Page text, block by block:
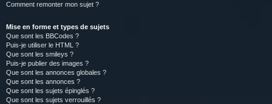
Comment remonter mon sujet ?
Mise en forme et types de sujets
Que sont les BBCodes ?
Puis-je utiliser le HTML ?
Que sont les smileys ?
Puis-je publier des images ?
Que sont les annonces globales ?
Que sont les annonces ?
Que sont les sujets épinglés ?
Que sont les sujets verrouillés ?